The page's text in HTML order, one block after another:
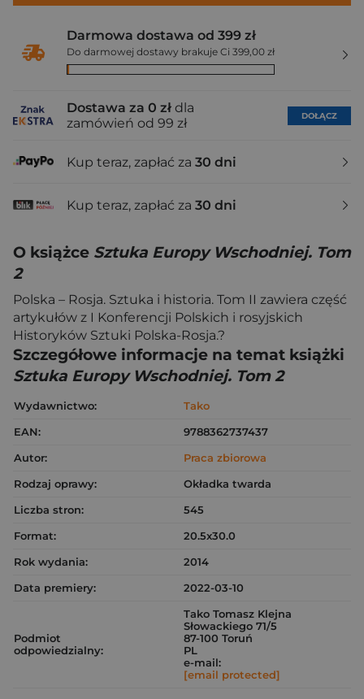
Darmowa dostawa od 399 zł
Do darmowej dostawy brakuje Ci 399,00 zł
Dostawa za 0 zł dla
zamówień od 99 zł
DOŁĄCZ
Kup teraz, zapłać za 30 dni
Kup teraz, zapłać za 30 dni
O książce Sztuka Europy Wschodniej. Tom
2
Polska – Rosja. Sztuka i historia. Tom II zawiera część
artykułów z I Konferencji Polskich i rosyjskich
Historyków Sztuki Polska-Rosja.?
Szczegółowe informacje na temat książki
Sztuka Europy Wschodniej. Tom 2
Wydawnictwo:
Tako
EAN:
9788362737437
Autor:
Praca zbiorowa
Rodzaj oprawy:
Okładka twarda
Liczba stron:
545
Format:
20.5x30.0
Rok wydania:
2014
Data premiery:
2022-03-10
Podmiot
odpowiedzialny:
Tako Tomasz Klejna
Słowackiego 71/5
87-100 Toruń
PL
e-mail:
[email protected]